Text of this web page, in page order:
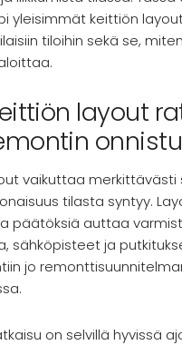
MEISTÄ
Yhteystiedot
Tiimi
Tarina
yleisimmät keittiön
tiloihin sekä se,
layout
vaikuttaa merkittävästi
tilasta syntyy.
päätöksiä auttaa
sähköpisteet ja
jo
on selvillä hyvissä